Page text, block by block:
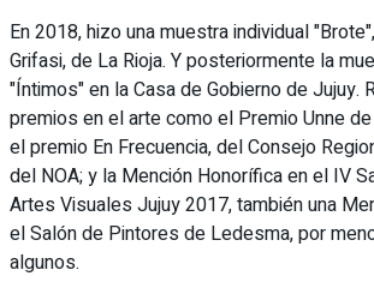
En 2018, hizo una muestra individual
Grifasi, de La Rioja. Y posteriormente la
"Íntimos" en la Casa de Gobierno de Jujuy.
premios en el arte como el Premio Unne
el premio En Frecuencia, del Consejo
del NOA; y la Mención Honorífica en el IV
Artes Visuales Jujuy 2017, también una
el Salón de Pintores de Ledesma, por
algunos.